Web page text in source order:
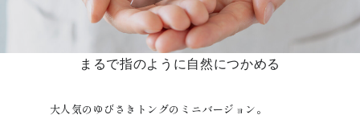
まるで指のように自然につかめる
大人気のゆびさきトングのミニバージョン。